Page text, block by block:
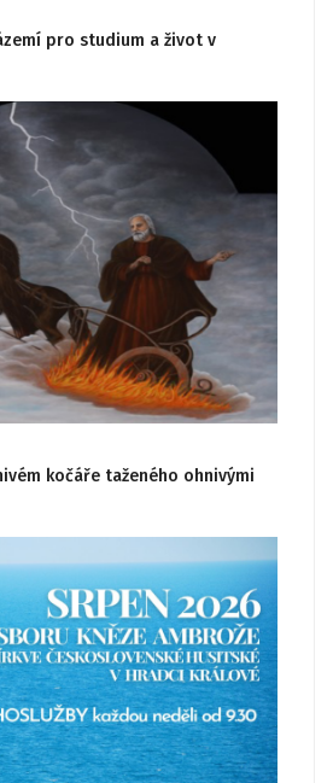
pro studium a život v
kočáře taženého ohnivými